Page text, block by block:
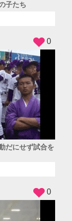
子たち
だにせず試合を
0
0